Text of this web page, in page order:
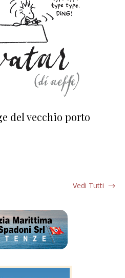
del vecchio porto
Vedi Tutti